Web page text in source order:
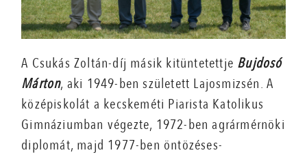
A Csukás Zoltán-díj másik kitüntetettje Bujdosó
Márton, aki 1949-ben született Lajosmizsén. A
középiskolát a kecskeméti Piarista Katolikus
Gimnáziumban végezte, 1972-ben agrármérnöki
diplomát, majd 1977-ben öntözéses-